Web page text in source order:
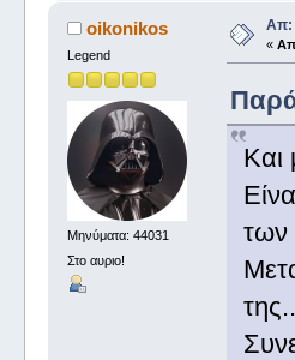
oikonikos
Legend
Μηνύματα: 44031
Στο αυριο!
Απ:
«
Και
των